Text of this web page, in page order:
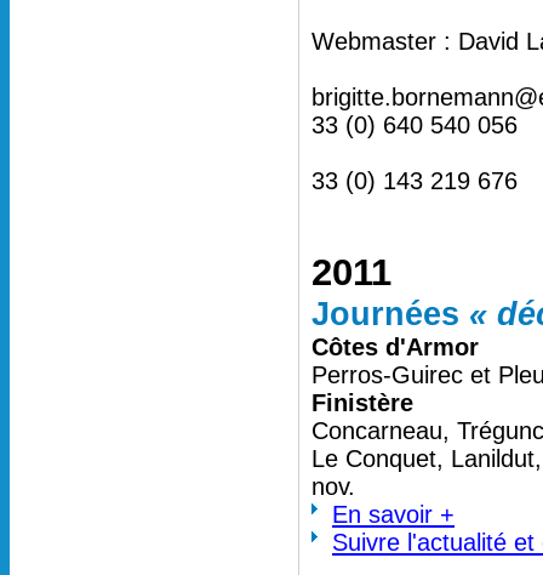
Webmaster : David
33 (0) 640 540 056
33 (0) 143 219 676
2011
Journées «
Côtes d'Armor
Perros-Guirec et
Finistère
Concarneau,
Le Conquet,
nov.
En savoir +
Suivre l'actualité